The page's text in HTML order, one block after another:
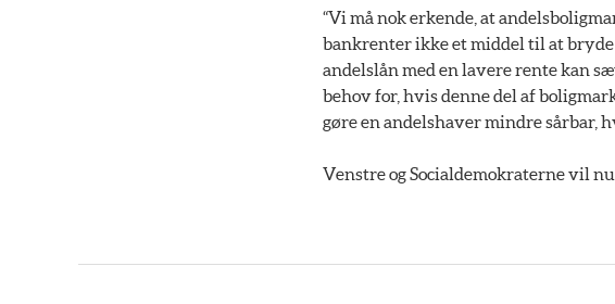
“Vi må nok erkende, at
bankrenter ikke et middel til at bryde
andelslån med en lavere rente kan
behov for, hvis denne del af
gøre en andelshaver mindre sårbar,
Venstre og Socialdemokraterne vil